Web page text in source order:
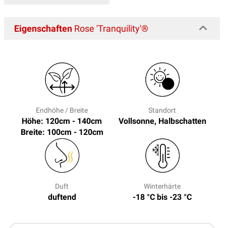
Eigenschaften Rose 'Tranquility'®
Endhöhe / Breite
Höhe: 120cm - 140cm
Breite: 100cm - 120cm
Standort
Vollsonne, Halbschatten
Duft
duftend
Winterhärte
-18 °C bis -23 °C